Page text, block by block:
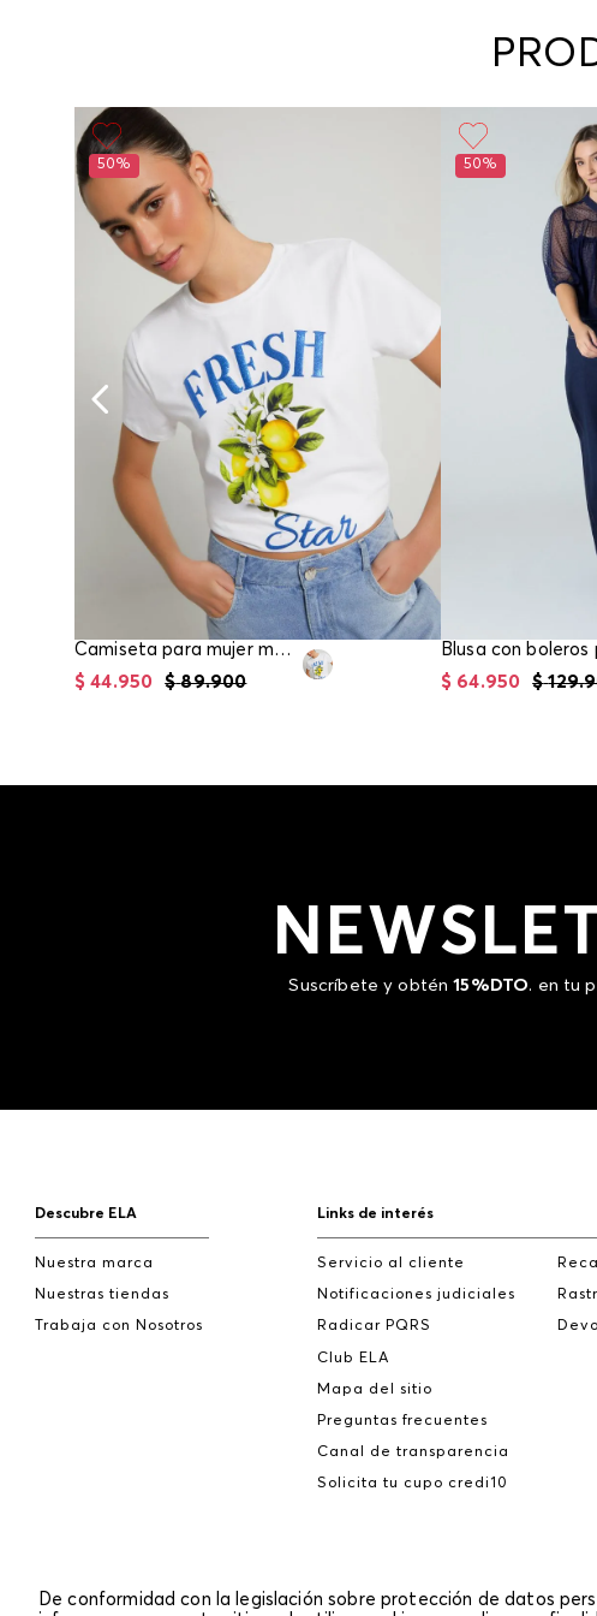
50%
Camiseta para mujer manga corta
$ 89.900
$ 44.950
50%
$ 129.
$ 64.950
Suscríbete y obtén15%DTO. en tu
Descubre ELA
Nuestra marca
Nuestras tiendas
Trabaja con Nosotros
Links de interés
Servicio al cliente
Notificaciones judiciales
Radicar PQRS
Club ELA
Mapa del sitio
Preguntas frecuentes
Canal de transparencia
Solicita tu cupo credi10
De conformidad con la legislación sobre protección de datos